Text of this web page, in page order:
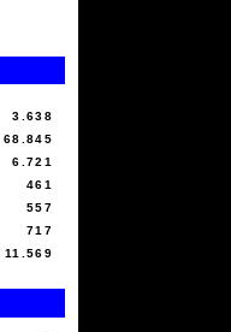
3.638
68.845
6.721
461
557
717
11.569